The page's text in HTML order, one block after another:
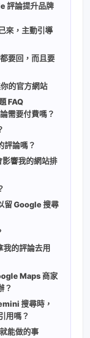
評論提升品牌
來，主動引導
要回，而且要
的官方網站
FAQ
需要付費嗎？
評論嗎？
響我的網站排
留 Google 搜尋
的評論去用
Maps 商家
？
搜尋時，
用嗎？
能做的事